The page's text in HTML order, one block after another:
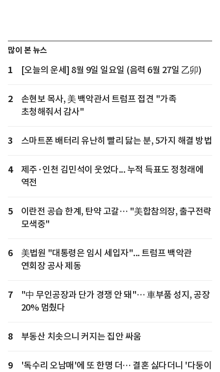
많이 본 뉴스
1 [오늘의 운세] 8월 9일 일요일 (음력 6월 27일 乙卯)
2
손현보 목사, 美 백악관서 트럼프 접견 "가족
초청해줘서 감사"
3 스마트폰 배터리 유난히 빨리 닳는 분, 5가지 해결 방법
4
제주·인천 김민석이 웃었다... 누적 득표도 정청래에
역전
5
이란전 공습 한계, 탄약 고갈… "美합참의장, 출구전략
모색중"
6
美법원 "대통령은 임시 세입자"... 트럼프 백악관
연회장 공사 제동
7
"中 무인공장과 단가 경쟁 안 돼"… 車부품 성지, 공장
20% 멈췄다
8 부동산 치솟으니 커지는 집안 싸움
9
'독수리 오남매'에 또 한명 더… 결혼 싫다더니 '다둥이